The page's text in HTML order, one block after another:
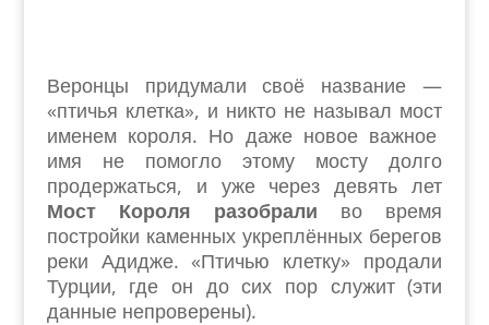
Веронцы придумали своё название —
«птичья клетка», и никто не называл мост
именем короля. Но даже новое важное
имя не помогло этому мосту долго
продержаться, и уже через девять лет
Мост Короля разобрали во время
постройки каменных укреплённых берегов
реки Адидже. «Птичью клетку» продали
Турции, где он до сих пор служит (эти
данные непроверены).